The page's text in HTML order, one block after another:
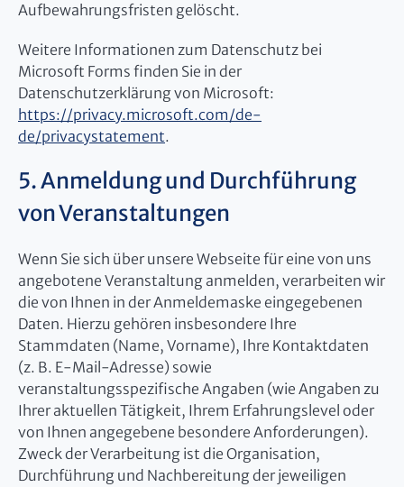
Aufbewahrungsfristen gelöscht.
Weitere Informationen zum Datenschutz bei
Microsoft Forms finden Sie in der
Datenschutzerklärung von Microsoft:
https://privacy.microsoft.com/de-
de/privacystatement.
5. Anmeldung und Durchführung
von Veranstaltungen
Wenn Sie sich über unsere Webseite für eine von uns
angebotene Veranstaltung anmelden, verarbeiten wir
die von Ihnen in der Anmeldemaske eingegebenen
Daten. Hierzu gehören insbesondere Ihre
Stammdaten (Name, Vorname), Ihre Kontaktdaten
(z. B. E-Mail-Adresse) sowie
veranstaltungsspezifische Angaben (wie Angaben zu
Ihrer aktuellen Tätigkeit, Ihrem Erfahrungslevel oder
von Ihnen angegebene besondere Anforderungen).
Zweck der Verarbeitung ist die Organisation,
Durchführung und Nachbereitung der jeweiligen